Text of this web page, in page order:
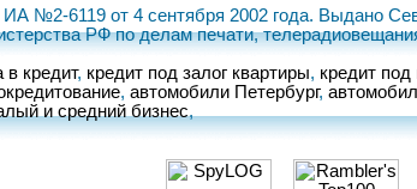
№2-6119 от 4 сентября 2002 года. Выдано
РФ по делам печати,
в кредит, кредит под залог квартиры, кредит
, автомобили Петербург,
и средний бизнес,